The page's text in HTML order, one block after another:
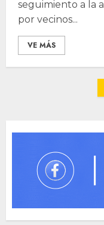
seguimiento a la
por vecinos...
VE MÁS